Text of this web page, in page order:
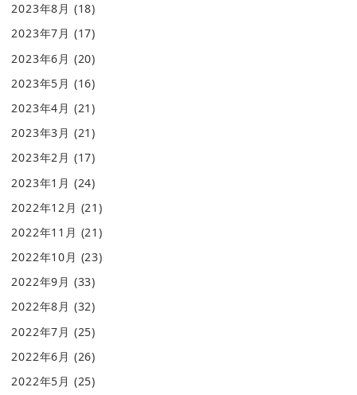
2023年8月 (18)
2023年7月 (17)
2023年6月 (20)
2023年5月 (16)
2023年4月 (21)
2023年3月 (21)
2023年2月 (17)
2023年1月 (24)
2022年12月 (21)
2022年11月 (21)
2022年10月 (23)
2022年9月 (33)
2022年8月 (32)
2022年7月 (25)
2022年6月 (26)
2022年5月 (25)